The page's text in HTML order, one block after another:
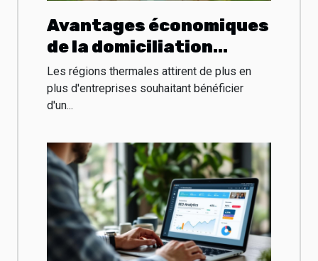
Avantages économiques
de la domiciliation
d'entreprise en région
thermale
Les régions thermales attirent de plus en
plus d'entreprises souhaitant bénéficier
d'un...